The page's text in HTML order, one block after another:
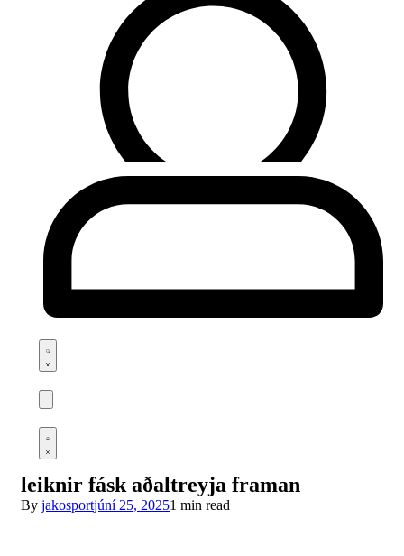
Search
open
Open
cart
Open
Account
details
leiknir fásk aðaltreyja framan
By jakosportjúní 25, 20251 min read